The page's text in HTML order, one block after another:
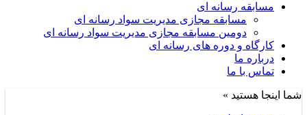
مسابقه رسانه ای
مسابقه مجازی مدیریت سواد رسانه ای
دومین مسابقه مجازی مدیریت سواد رسانه ای
کارگاه و دوره های رسانه ای
درباره ما
تماس با ما
شما اینجا هستید »